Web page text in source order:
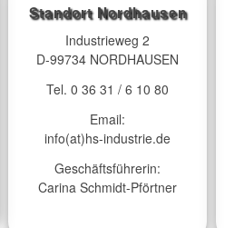
Standort Nordhausen
Industrieweg 2
D-99734 NORDHAUSEN
Tel. 0 36 31 / 6 10 80
Email:
info(at)hs-industrie.de
Geschäftsführerin:
Carina Schmidt-Pförtner